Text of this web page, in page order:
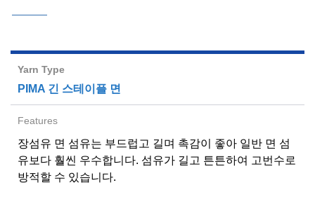
PIMA 긴 스테이플 면
장섬유 면 섬유는 부드럽고 길며 촉감이 좋아 일반 면 섬
유보다 훨씬 우수합니다. 섬유가 길고 튼튼하여 고번수로
방적할 수 있습니다.